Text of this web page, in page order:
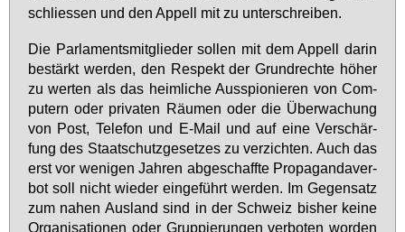
schlies­sen und den Ap­pell mit zu un­ter­schrei­ben.
Die Par­la­ments­mit­glie­der sol­len mit dem Ap­pell dar­in
be­stärkt wer­den, den Re­spekt der Grund­rech­te hö­her
zu wer­ten als das heim­li­che Aus­spio­nie­ren von Com­
pu­tern oder pri­va­ten Räu­men oder die Über­wa­chung
von Post, Te­le­fon und E-Mail und auf ei­ne Ver­schär­
fung des Staatschutz­ge­set­zes zu ver­zich­ten. Auch das
erst vor we­ni­gen Jah­ren ab­ge­schaff­te Pro­pa­gan­da­ver­
bot soll nicht wie­der ein­ge­führt wer­den. Im Ge­gen­satz
zum na­hen Aus­land sind in der Schweiz bis­her kei­ne
Or­ga­ni­sa­tio­nen oder Grup­pie­run­gen ver­bo­ten wor­den